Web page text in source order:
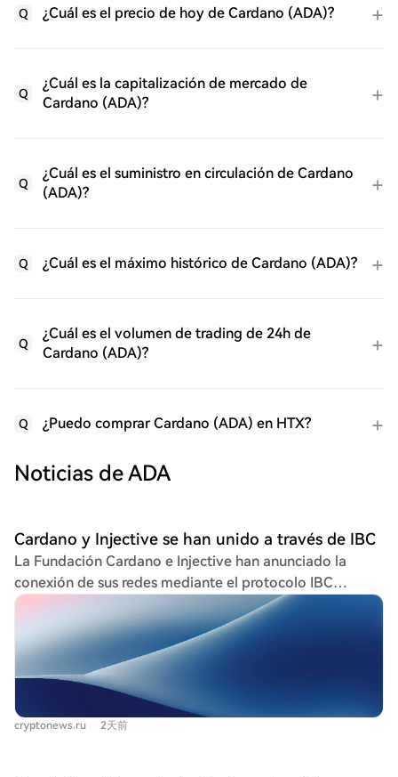
Q ¿Cuál es el precio de hoy de Cardano (ADA)?
Q
¿Cuál es la capitalización de mercado de
Cardano (ADA)?
Q
¿Cuál es el suministro en circulación de Cardano
(ADA)?
Q ¿Cuál es el máximo histórico de Cardano (ADA)?
Q
¿Cuál es el volumen de trading de 24h de
Cardano (ADA)?
Q ¿Puedo comprar Cardano (ADA) en HTX?
Noticias de ADA
Cardano y Injective se han unido a través de IBC
La Fundación Cardano e Injective han anunciado la
conexión de sus redes mediante el protocolo IBC
(Comunicación Inter-Blockchain). Actualmente, la
integración funcional entre la red de preproducción de
Cardano (Preprod) y la red de pruebas de Injective
(Testnet) permite transferir tokens de prueba $ADA
entre ambas ecosistemas. El protocolo IBC permite a
blockchains individuales intercambiar activos y datos
verificados. En esta implementación, los tokens $ADA
cryptonews.ru 2天前